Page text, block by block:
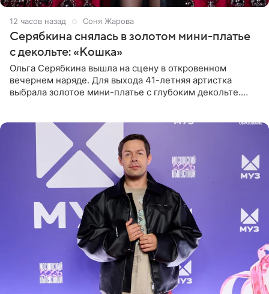
12 часов назад Соня Жарова
Серябкина снялась в золотом мини-платье
с декольте: «Кошка»
Ольга Серябкина вышла на сцену в откровенном
вечернем наряде. Для выхода 41-летняя артистка
выбрала золотое мини-платье с глубоким декольте.